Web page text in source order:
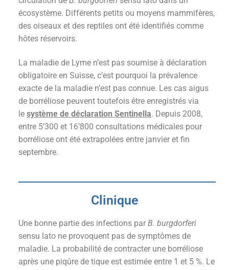
écosystème. Différents petits ou moyens mammifères,
des oiseaux et des reptiles ont été identifiés comme
hôtes réservoirs.
La maladie de Lyme n’est pas soumise à déclaration
obligatoire en Suisse, c’est pourquoi la prévalence
exacte de la maladie n’est pas connue. Les cas aigus
de borréliose peuvent toutefois être enregistrés via
le système de déclaration Sentinella. Depuis 2008,
entre 5’300 et 16’800 consultations médicales pour
borréliose ont été extrapolées entre janvier et fin
septembre.
Clinique
Une bonne partie des infections par B. burgdorferi
sensu lato ne provoquent pas de symptômes de
maladie. La probabilité de contracter une borréliose
après une piqûre de tique est estimée entre 1 et 5 %. Le